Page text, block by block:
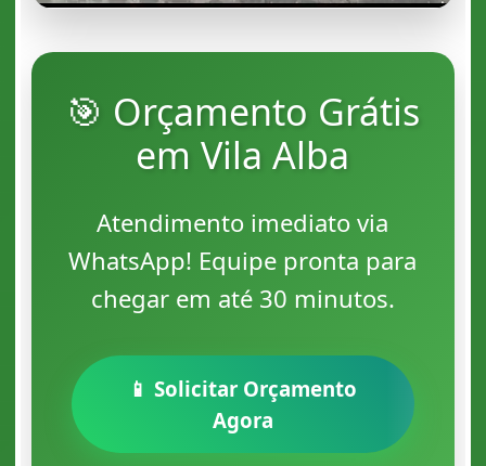
🎯 Orçamento Grátis
em Vila Alba
Atendimento imediato via
WhatsApp! Equipe pronta para
chegar em até 30 minutos.
📱 Solicitar Orçamento
Agora